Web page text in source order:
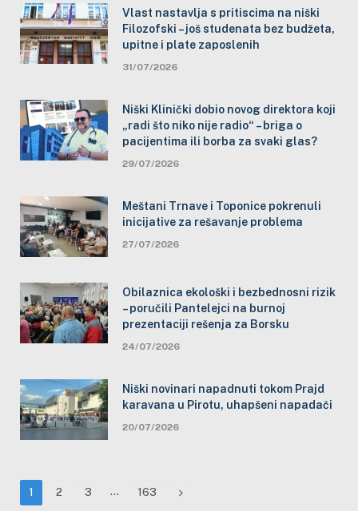
Vlast nastavlja s pritiscima na niški
Filozofski – još studenata bez budžeta,
upitne i plate zaposlenih
31/07/2026
Niški Klinički dobio novog direktora koji
„radi što niko nije radio“ – briga o
pacijentima ili borba za svaki glas?
29/07/2026
Meštani Trnave i Toponice pokrenuli
inicijative za rešavanje problema
27/07/2026
Obilaznica ekološki i bezbednosni rizik
– poručili Pantelejci na burnoj
prezentaciji rešenja za Borsku
24/07/2026
Niški novinari napadnuti tokom Prajd
karavana u Pirotu, uhapšeni napadači
20/07/2026
1 2 3 … 163 Next